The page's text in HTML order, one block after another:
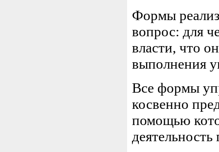
Формы
вопрос: для
власти, что
выполнения
Все формы
косвенно
помощью
деятельность